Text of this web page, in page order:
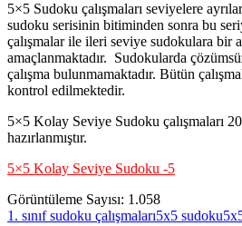
5×5 Sudoku çalışmaları seviyelere
sudoku serisinin bitiminden sonra bu
çalışmalar ile ileri seviye sudokulara bir
amaçlanmaktadır. Sudokularda
çalışma bulunmamaktadır. Bütün
kontrol edilmektedir.
5×5 Kolay Seviye Sudoku çalışmaları
hazırlanmıştır.
5×5 Kolay Seviye Sudoku -5
Görüntüleme Sayısı: 1.058
1. sınıf sudoku çalışmaları5x5 sudoku